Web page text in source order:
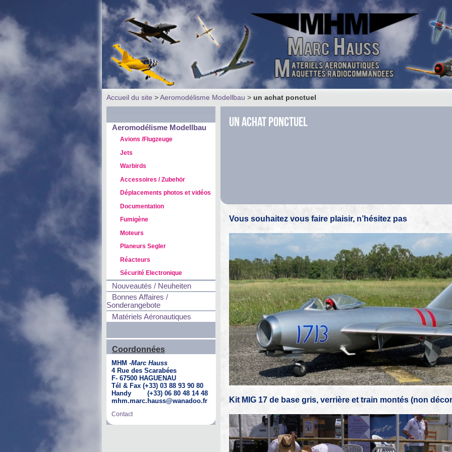
Accueil du site >Aeromodélisme Modellbau > un achat ponctuel
Aeromodélisme Modellbau
Avions /Flugzeuge
Jets
Warbirds
Accessoires / Zubehör
Déplacements photos et vidéos
Documentation
Fumigène
Moteurs
Planeurs Segler
Réacteurs
Sécurité Electronique
Nouveautés / Neuheiten
Bonnes Affaires /
Sonderangebote
Matériels Aéronautiques
Coordonnées
MHM -Marc Hauss
4 Rue des Scarabées
F- 67500 HAGUENAU
Tél & Fax (+33) 03 88 93 90 80
Handy (+33) 06 80 48 14 48
mhm.marc.hauss@wanadoo.fr
Contact
un achat ponctuel
Vous souhaitez vous faire plaisir, n’hésitez pas
Kit MIG 17 de base gris, verrière et train montés (non